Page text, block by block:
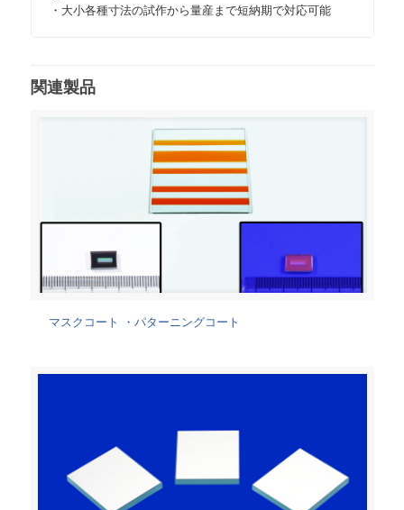
・大小各種寸法の試作から量産まで短納期で対応可能
関連製品
マスクコート ・パターニングコート